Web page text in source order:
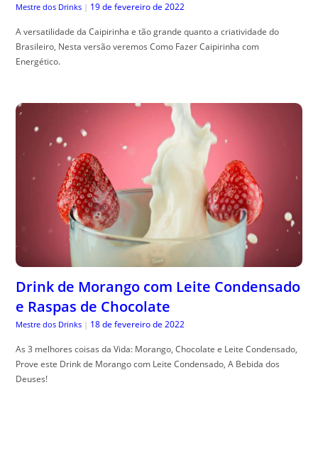
Mestre dos Drinks | 19 de fevereiro de 2022
A versatilidade da Caipirinha e tão grande quanto a criatividade do
Brasileiro, Nesta versão veremos Como Fazer Caipirinha com
Energético.
Drink de Morango com Leite Condensado
e Raspas de Chocolate
Mestre dos Drinks | 18 de fevereiro de 2022
As 3 melhores coisas da Vida: Morango, Chocolate e Leite Condensado,
Prove este Drink de Morango com Leite Condensado, A Bebida dos
Deuses!